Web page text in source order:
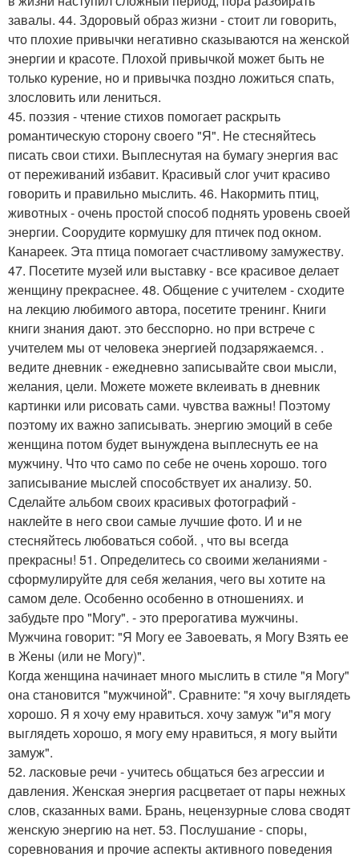
завалы. 44. Здоровый образ жизни - стоит ли говорить,
что плохие привычки негативно сказываются на женской
энергии и красоте. Плохой привычкой может быть не
только курение, но и привычка поздно ложиться спать,
злословить или лениться.
45. поэзия - чтение стихов помогает раскрыть
романтическую сторону своего "Я". Не стесняйтесь
писать свои стихи. Выплеснутая на бумагу энергия вас
от переживаний избавит. Красивый слог учит красиво
говорить и правильно мыслить. 46. Накормить птиц,
животных - очень простой способ поднять уровень своей
энергии. Соорудите кормушку для птичек под окном.
Канареек. Эта птица помогает счастливому замужеству.
47. Посетите музей или выставку - все красивое делает
женщину прекраснее. 48. Общение с учителем - сходите
на лекцию любимого автора, посетите тренинг. Книги
книги знания дают. это бесспорно. но при встрече с
учителем мы от человека энергией подзаряжаемся. .
ведите дневник - ежедневно записывайте свои мысли,
желания, цели. Можете можете вклеивать в дневник
картинки или рисовать сами. чувства важны! Поэтому
поэтому их важно записывать. энергию эмоций в себе
женщина потом будет вынуждена выплеснуть ее на
мужчину. Что что само по себе не очень хорошо. того
записывание мыслей способствует их анализу. 50.
Сделайте альбом своих красивых фотографий -
наклейте в него свои самые лучшие фото. И и не
стесняйтесь любоваться собой. , что вы всегда
прекрасны! 51. Определитесь со своими желаниями -
сформулируйте для себя желания, чего вы хотите на
самом деле. Особенно особенно в отношениях. и
забудьте про "Могу". - это прерогатива мужчины.
Мужчина говорит: "Я Могу ее Завоевать, я Могу Взять ее
в Жены (или не Могу)".
Когда женщина начинает много мыслить в стиле "я Могу"
она становится "мужчиной". Сравните: "я хочу выглядеть
хорошо. Я я хочу ему нравиться. хочу замуж "и"я могу
выглядеть хорошо, я могу ему нравиться, я могу выйти
замуж".
52. ласковые речи - учитесь общаться без агрессии и
давления. Женская энергия расцветает от пары нежных
слов, сказанных вами. Брань, нецензурные слова сводят
женскую энергию на нет. 53. Послушание - споры,
соревнования и прочие аспекты активного поведения